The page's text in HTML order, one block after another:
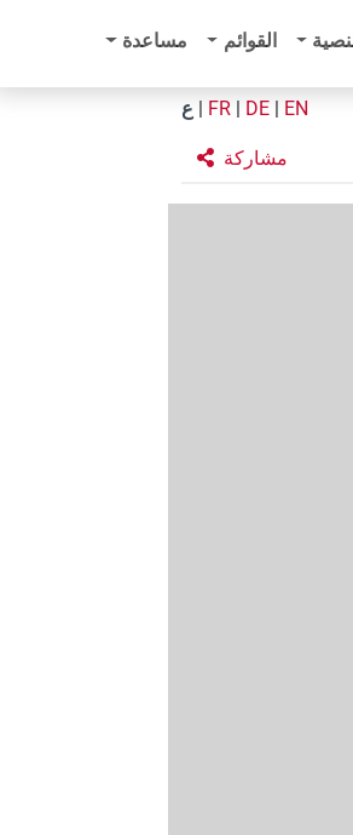
القوائم مساعدة
EN
DE
FR ع
مشاركة